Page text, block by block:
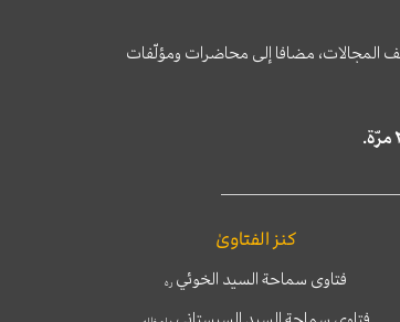
المجالات، مضافا إلى محاضرات ومؤلّفات
كنز الفتاوىٰ
فتاوى سماحة السيد الخوئي ره